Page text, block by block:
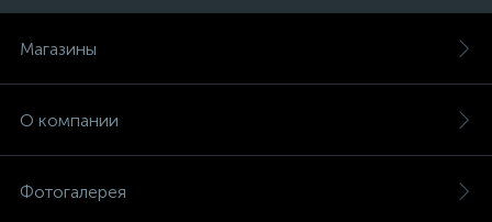
Магазины
О компании
Фотогалерея